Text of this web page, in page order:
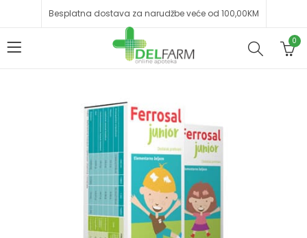
Besplatna dostava za narudžbe veće od 100,00KM
0